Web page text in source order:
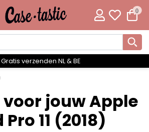
0
Gratis verzenden NL & BE
voor jouw Apple
Pro 11 (2018)